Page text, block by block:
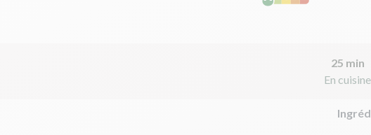
25 min
En cuisine